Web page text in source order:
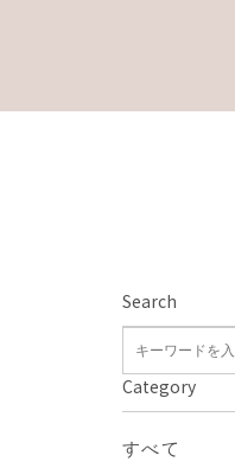
Search
Category
すべて